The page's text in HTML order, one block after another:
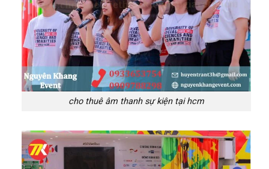
cho thuê âm thanh sự kiện tại hcm